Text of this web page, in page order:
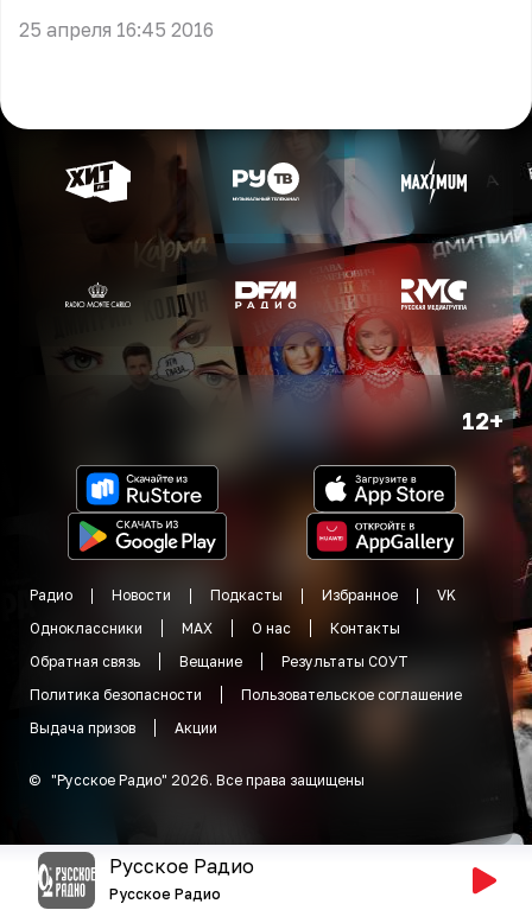
25 апреля 16:45 2016
12+
Радио Новости Подкасты Избранное
VK
Одноклассники
MAX О нас
Контакты
Обратная связь
Вещание
Результаты СОУТ
Политика безопасности
Пользовательское соглашение
Выдача призов
Акции
© "Русское Радио" 2026. Все права защищены
Русское Радио
Русское Радио